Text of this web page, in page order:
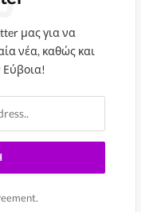
μας για να
νέα, καθώς και